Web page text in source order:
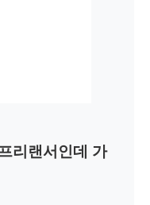
리랜서인데 가